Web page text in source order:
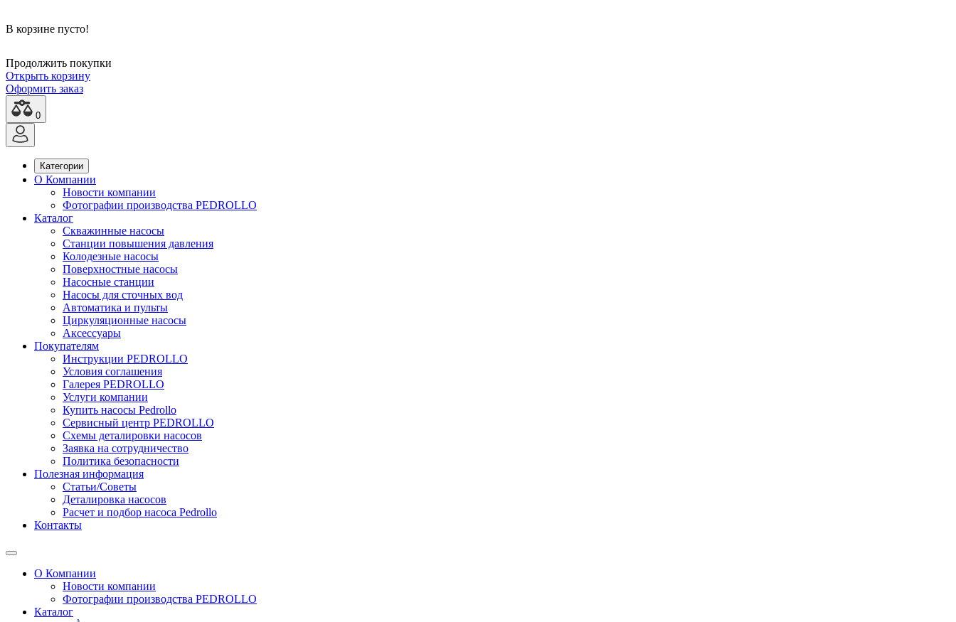
В корзине пусто!
Продолжить покупки
Открыть корзину
Оформить заказ
0
Категории
О Компании
Новости компании
Фотографии производства PEDROLLO
Каталог
Скважинные насосы
Станции повышения давления
Колодезные насосы
Поверхностные насосы
Насосные станции
Насосы для сточных вод
Автоматика и пульты
Циркуляционные насосы
Аксессуары
Покупателям
Инструкции PEDROLLO
Условия соглашения
Галерея PEDROLLO
Услуги компании
Купить насосы Pedrollo
Сервисный центр PEDROLLO
Схемы деталировки насосов
Заявка на сотрудничество
Политика безопасности
Полезная информация
Статьи/Советы
Деталировка насосов
Расчет и подбор насоса Pedrollo
Контакты
О Компании
Новости компании
Фотографии производства PEDROLLO
Каталог